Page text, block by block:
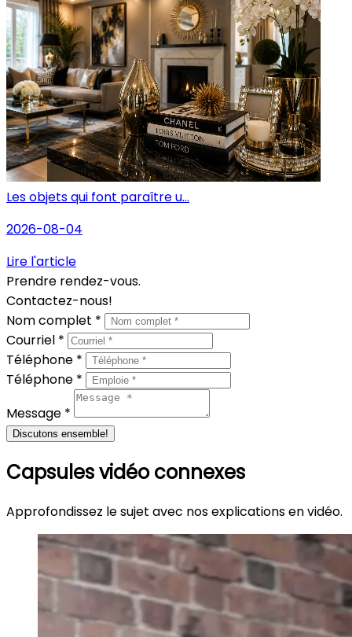
Les objets qui font paraître u...
2026-08-04
Lire l'article
Prendre rendez-vous.
Contactez-nous!
Nom complet *
Courriel *
Téléphone *
Téléphone *
Message *
Discutons ensemble!
Capsules vidéo connexes
Approfondissez le sujet avec nos explications en vidéo.